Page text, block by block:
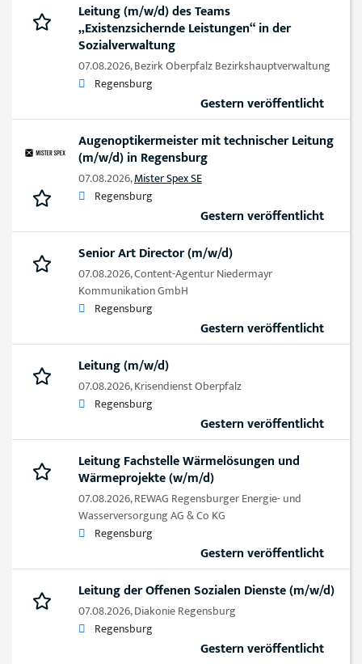
Leitung (m/w/d) des Teams
„Existenzsichernde Leistungen“ in der
Sozialverwaltung
07.08.2026,Bezirk Oberpfalz Bezirkshauptverwaltung
Regensburg
Gestern veröffentlicht
Augenoptikermeister mit technischer Leitung
(m/w/d) in Regensburg
07.08.2026,Mister Spex SE
Regensburg
Gestern veröffentlicht
Senior Art Director (m/w/d)
07.08.2026,Content-Agentur Niedermayr
Kommunikation GmbH
Regensburg
Gestern veröffentlicht
Leitung (m/w/d)
07.08.2026,Krisendienst Oberpfalz
Regensburg
Gestern veröffentlicht
Leitung Fachstelle Wärmelösungen und
Wärmeprojekte (w/m/d)
07.08.2026,REWAG Regensburger Energie- und
Wasserversorgung AG & Co KG
Regensburg
Gestern veröffentlicht
Leitung der Offenen Sozialen Dienste (m/w/d)
07.08.2026,Diakonie Regensburg
Regensburg
Gestern veröffentlicht